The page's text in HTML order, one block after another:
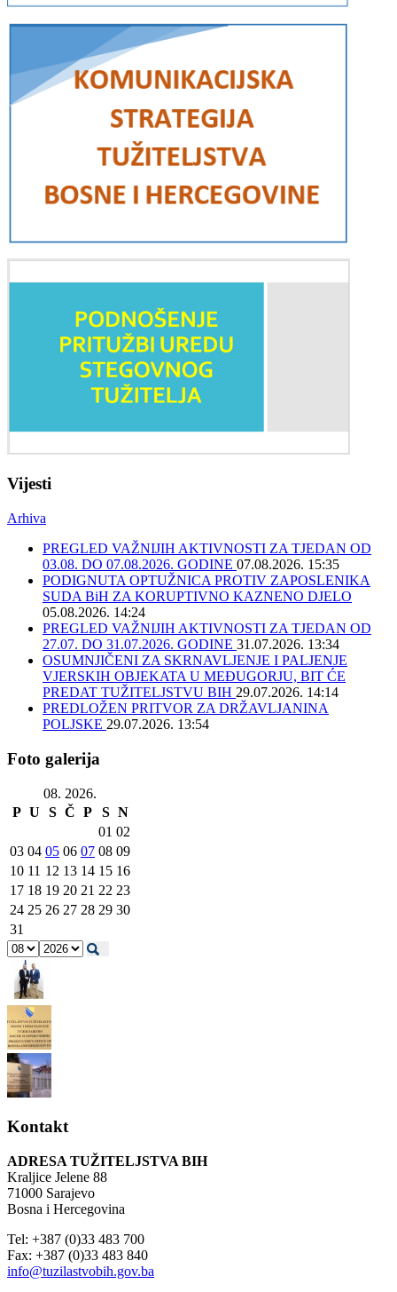
Vijesti
Arhiva
PREGLED VAŽNIJIH AKTIVNOSTI ZA TJEDAN OD
03.08. DO 07.08.2026. GODINE 07.08.2026. 15:35
PODIGNUTA OPTUŽNICA PROTIV ZAPOSLENIKA
SUDA BiH ZA KORUPTIVNO KAZNENO DJELO
05.08.2026. 14:24
PREGLED VAŽNIJIH AKTIVNOSTI ZA TJEDAN OD
27.07. DO 31.07.2026. GODINE 31.07.2026. 13:34
OSUMNJIČENI ZA SKRNAVLJENJE I PALJENJE
VJERSKIH OBJEKATA U MEĐUGORJU, BIT ĆE
PREDAT TUŽITELJSTVU BIH 29.07.2026. 14:14
PREDLOŽEN PRITVOR ZA DRŽAVLJANINA
POLJSKE 29.07.2026. 13:54
Foto galerija
08. 2026.
P U S Č P S N
01 02
03 04 05 06 07 08 09
10 11 12 13 14 15 16
17 18 19 20 21 22 23
24 25 26 27 28 29 30
31
Kontakt
ADRESA TUŽITELJSTVA BIH
Kraljice Jelene 88
71000 Sarajevo
Bosna i Hercegovina
Tel: +387 (0)33 483 700
Fax: +387 (0)33 483 840
info@tuzilastvobih.gov.ba